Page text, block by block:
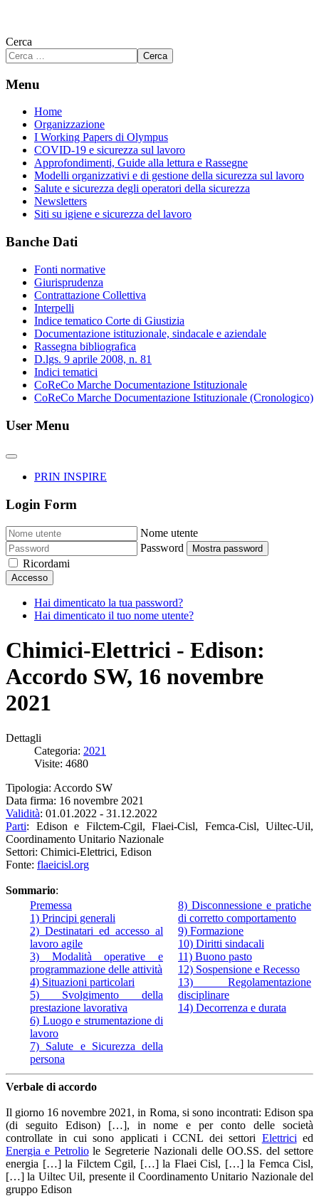
Cerca
Cerca
Menu
Home
Organizzazione
I Working Papers di Olympus
COVID-19 e sicurezza sul lavoro
Approfondimenti, Guide alla lettura e Rassegne
Modelli organizzativi e di gestione della sicurezza sul lavoro
Salute e sicurezza degli operatori della sicurezza
Newsletters
Siti su igiene e sicurezza del lavoro
Banche Dati
Fonti normative
Giurisprudenza
Contrattazione Collettiva
Interpelli
Indice tematico Corte di Giustizia
Documentazione istituzionale, sindacale e aziendale
Rassegna bibliografica
D.lgs. 9 aprile 2008, n. 81
Indici tematici
CoReCo Marche Documentazione Istituzionale
CoReCo Marche Documentazione Istituzionale (Cronologico)
User Menu
PRIN INSPIRE
Login Form
Nome utente
Password
Mostra password
Ricordami
Accesso
Hai dimenticato la tua password?
Hai dimenticato il tuo nome utente?
Chimici-Elettrici - Edison:
Accordo SW, 16 novembre
2021
Dettagli
Categoria: 2021
Visite: 4680
Tipologia: Accordo SW
Data firma: 16 novembre 2021
Validità: 01.01.2022 - 31.12.2022
Parti: Edison e Filctem-Cgil, Flaei-Cisl, Femca-Cisl, Uiltec-Uil,
Coordinamento Unitario Nazionale
Settori: Chimici-Elettrici, Edison
Fonte: flaeicisl.org
Sommario:
Premessa
1) Principi generali
2) Destinatari ed accesso al
lavoro agile
3) Modalità operative e
programmazione delle attività
4) Situazioni particolari
5) Svolgimento della
prestazione lavorativa
6) Luogo e strumentazione di
lavoro
7) Salute e Sicurezza della
persona
8) Disconnessione e pratiche
di corretto comportamento
9) Formazione
10) Diritti sindacali
11) Buono pasto
12) Sospensione e Recesso
13) Regolamentazione
disciplinare
14) Decorrenza e durata
Verbale di accordo
Il giorno 16 novembre 2021, in Roma, si sono incontrati: Edison spa
(di seguito Edison) […], in nome e per conto delle società
controllate in cui sono applicati i CCNL dei settori Elettrici ed
Energia e Petroliole Segreterie Nazionali delle OO.SS. del settore
energia […] la Filctem Cgil, […] la Flaei Cisl, […] la Femca Cisl,
[…] la Uiltec Uil, presente il Coordinamento Unitario Nazionale del
gruppo Edison